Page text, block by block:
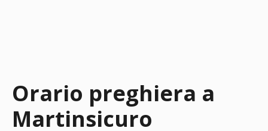
Orario preghiera a
Martinsicuro